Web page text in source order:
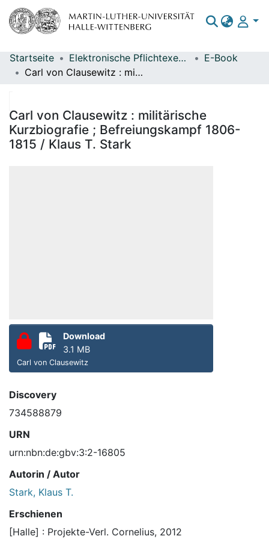
Bereiche & Sammlungen
Statistiken
Startseite Elektronische Pflichtexemplare
E-Book
Carl von Clausewitz : militärische Kurzbiografie ; Befreiungskampf 1806-1815 / Klaus T. Stark
Carl von Clausewitz : militärische
Kurzbiografie ; Befreiungskampf 1806-
1815 / Klaus T. Stark
Download
3.1 MB
Carl von Clausewitz
Discovery
734588879
URN
urn:nbn:de:gbv:3:2-16805
Autorin / Autor
Stark, Klaus T.
Erschienen
[Halle] : Projekte-Verl. Cornelius, 2012